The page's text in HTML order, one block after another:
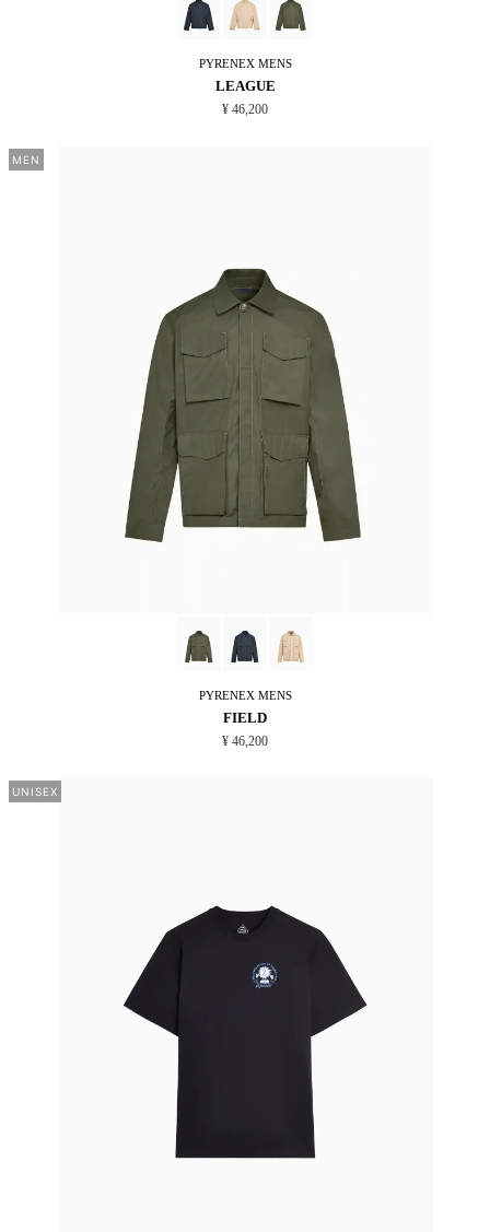
PYRENEXMENS
LEAGUE
¥ 46,200
MEN
PYRENEXMENS
FIELD
¥ 46,200
UNISEX